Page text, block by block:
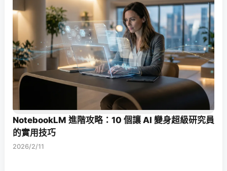
NotebookLM 進階攻略：10 個讓 AI 變身超級研究員
的實用技巧
2026/2/11